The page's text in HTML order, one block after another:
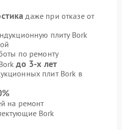
даже при отказе от
плиту Bork
по ремонту
до 3-х лет
плит Bork в
на ремонт
Bork